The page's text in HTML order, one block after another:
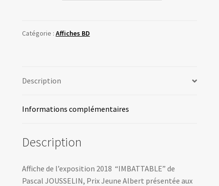
-
JA
Rencontres
Catégorie : Affiches BD
Description
Informations complémentaires
Description
Affiche de l’exposition 2018 “IMBATTABLE” de
Pascal JOUSSELIN, Prix Jeune Albert présentée aux